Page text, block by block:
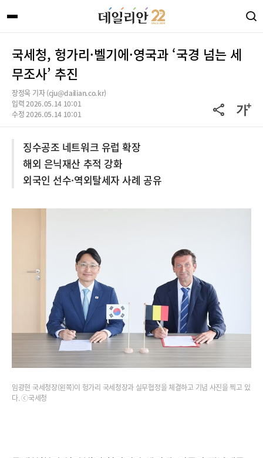
국세청, 헝가리·벨기에·영국과 ‘국경 넘는 세
무조사’ 추진
장정욱 기자 (cju@dailian.co.kr)
입력 2026.05.14 10:01
수정 2026.05.14 10:01
징수공조 네트워크 유럽 확장
해외 은닉재산 추적 강화
외국인 선수·역외탈세자 사례 공유
임광현 국세청장(왼쪽)이 헝가리 국세청장과 실무협정을 체결하고 기념 사진을 찍고 있
다. ⓒ국세청